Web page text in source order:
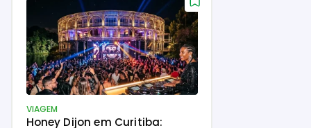
VIAGEM
Honey Dijon em Curitiba: